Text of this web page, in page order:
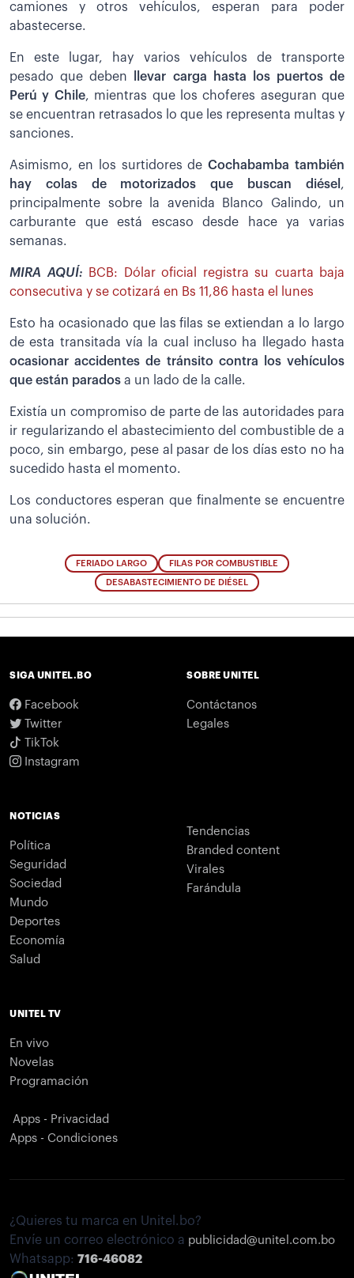
camiones y otros vehículos, esperan para poder
abastecerse.
En este lugar, hay varios vehículos de transporte
pesado que deben
llevar carga hasta los puertos de
Perú y Chile, mientras que los choferes aseguran que
se encuentran retrasados lo que les representa multas y
sanciones.
Asimismo, en los surtidores de Cochabamba también
hay colas de motorizados que buscan diésel ,
principalmente sobre la avenida Blanco Galindo, un
carburante que está escaso desde hace ya varias
semanas.
MIRA AQUÍ:
BCB: Dólar oficial registra su cuarta baja
consecutiva y se cotizará en Bs 11,86 hasta el lunes
Esto ha ocasionado que las filas se extiendan a lo largo
de esta transitada vía la cual incluso ha llegado hasta
ocasionar accidentes de tránsito contra los vehículos
que están parados a un lado de la calle.
Existía un compromiso de parte de las autoridades para
ir regularizando el abastecimiento del combustible de a
poco, sin embargo, pese al pasar de los días esto no ha
sucedido hasta el momento.
Los conductores esperan que finalmente se encuentre
una solución.
FERIADO LARGO FILAS POR COMBUSTIBLE
DESABASTECIMIENTO DE DIÉSEL
SIGA UNITEL.BO
Facebook
Twitter
TikTok
Instagram
SOBRE UNITEL
Contáctanos
Legales
NOTICIAS
Política
Seguridad
Sociedad
Mundo
Deportes
Economía
Salud
Tendencias
Branded content
Virales
Farándula
UNITEL TV
En vivo
Novelas
Programación
Apps - Privacidad
Apps - Condiciones
¿Quieres tu marca en Unitel.bo?
Envíe un correo electrónico a publicidad@unitel.com.bo
Whatsapp: 716-46082